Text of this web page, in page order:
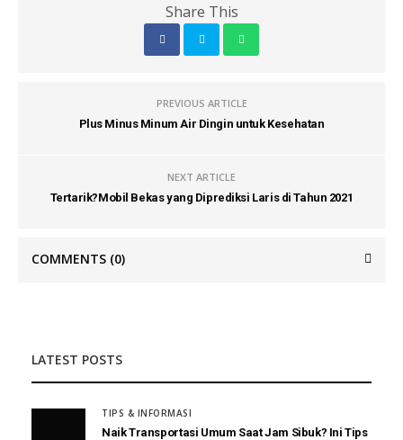
Share This
PREVIOUS ARTICLE
Plus Minus Minum Air Dingin untuk Kesehatan
NEXT ARTICLE
Tertarik?Mobil Bekas yang Diprediksi Laris di Tahun 2021
COMMENTS (0)
LATEST POSTS
TIPS & INFORMASI
Naik Transportasi Umum Saat Jam Sibuk? Ini Tips